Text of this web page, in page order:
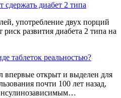
сдержать диабет 2 типа
употребление двух порций
развития диабета 2 типа на
таблеток реальностью?
впервые открыт и выделен для
почти 100 лет назад,